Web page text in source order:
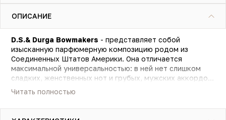
ОПИСАНИЕ
D.S.& Durga Bowmakers - представляет собой
изысканную парфюмерную композицию родом из
Соединенных Штатов Америки. Она отличается
максимальной универсальностью: в ней нет слишком
сладких, женственных нот и грубых, мужских аккордов.
Именно поэтому эликсир относится к категории
унисекс, и в равной мере нравится представителям
обоих полов с безупречным вкусом. Парфюмерная
Читать полностью